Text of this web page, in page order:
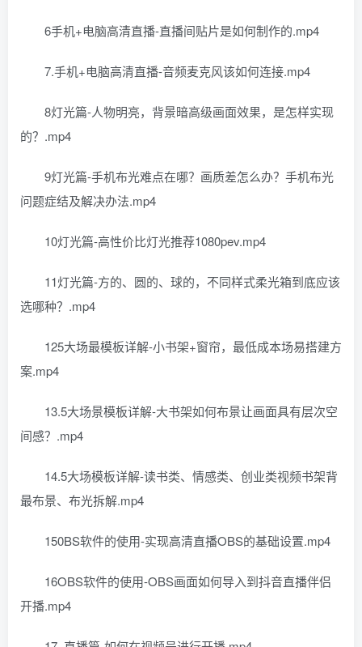
6手机+电脑高清直播-直播间贴片是如何制作的.mp4
7.手机+电脑高清直播-音频麦克风该如何连接.mp4
8灯光篇-人物明亮，背景暗高级画面效果，是怎样实现
的？.mp4
9灯光篇-手机布光难点在哪？画质差怎么办？手机布光
问题症结及解决办法.mp4
10灯光篇-高性价比灯光推荐1080pev.mp4
11灯光篇-方的、圆的、球的，不同样式柔光箱到底应该
选哪种？.mp4
125大场最模板详解-小书架+窗帘，最低成本场易搭建方
案.mp4
13.5大场景模板详解-大书架如何布景让画面具有层次空
间感？.mp4
14.5大场模板详解-读书类、情感类、创业类视频书架背
最布景、布光拆解.mp4
150BS软件的使用-实现高清直播OBS的基础设置.mp4
16OBS软件的使用-OBS画面如何导入到抖音直播伴侣
开播.mp4